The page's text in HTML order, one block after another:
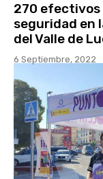
270 efectivos
seguridad en
del Valle de
6 Septiembre, 2022